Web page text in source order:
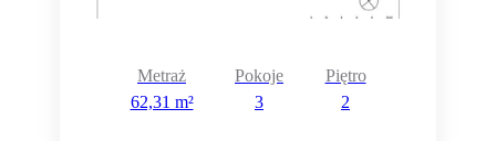
Metraż
62,31 m²
Pokoje
3
Piętro
2